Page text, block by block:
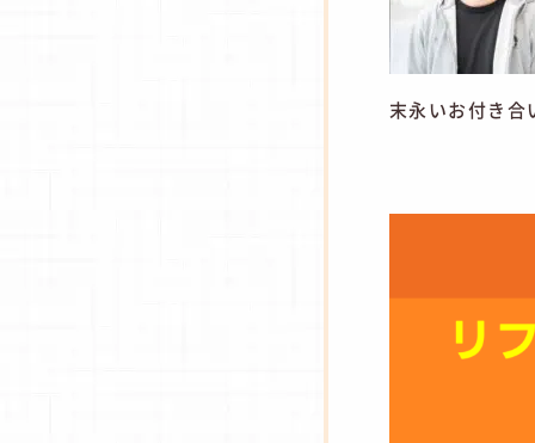
末永いお付き